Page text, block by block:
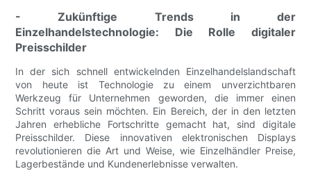
- Zukünftige Trends in der
Einzelhandelstechnologie: Die Rolle digitaler
Preisschilder
In der sich schnell entwickelnden Einzelhandelslandschaft
von heute ist Technologie zu einem unverzichtbaren
Werkzeug für Unternehmen geworden, die immer einen
Schritt voraus sein möchten. Ein Bereich, der in den letzten
Jahren erhebliche Fortschritte gemacht hat, sind digitale
Preisschilder. Diese innovativen elektronischen Displays
revolutionieren die Art und Weise, wie Einzelhändler Preise,
Lagerbestände und Kundenerlebnisse verwalten.